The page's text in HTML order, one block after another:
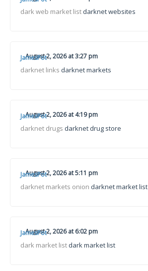
dark web market listdarknet websites
JamesPot
August 2, 2026 at 3:27 pm
darknet links darknet markets
JamesPot
August 2, 2026 at 4:19 pm
darknet drugs darknet drug store
JamesPot
August 2, 2026 at 5:11 pm
darknet markets onion darknet market list
JamesPot
August 2, 2026 at 6:02 pm
dark market listdark market list